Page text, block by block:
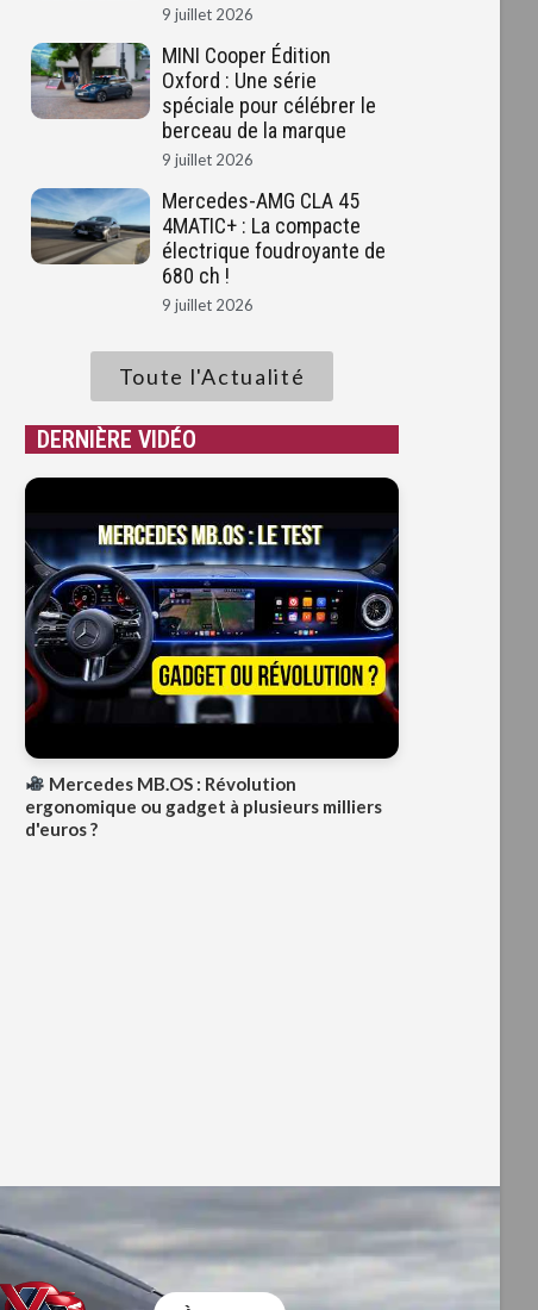
9 juillet 2026
MINI Cooper Édition
Oxford : Une série
spéciale pour célébrer le
berceau de la marque
9 juillet 2026
Mercedes-AMG CLA 45
4MATIC+ : La compacte
électrique foudroyante de
680 ch !
9 juillet 2026
Toute l'Actualité
DERNIÈRE VIDÉO
Mercedes MB.OS : Révolution
ergonomique ou gadget à plusieurs milliers
d'euros ?